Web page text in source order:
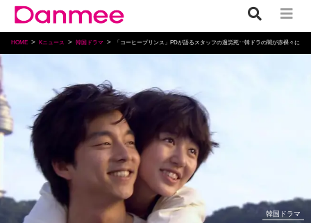
HOME Kニュース 韓国ドラマ 「コーヒープリンス」PDが語るスタッフの過労死･･韓ドラの闇が赤裸々に
韓国ドラマ